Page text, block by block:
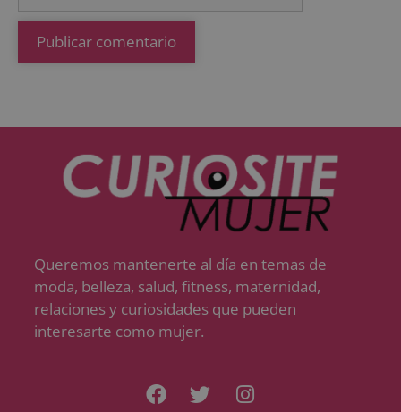
Queremos mantenerte al día en temas de
moda, belleza, salud, fitness, maternidad,
relaciones y curiosidades que pueden
interesarte como mujer.